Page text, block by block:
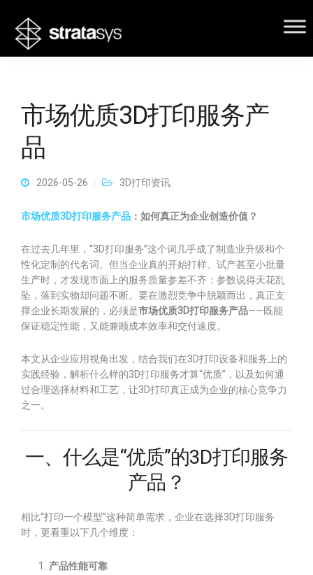
市场优质3D打印服务产
品
2026-05-26 3D打印资讯
市场优质3D打印服务产品 ：如何真正为企业创造价值？
在过去几年里，“3D打印服务”这个词几乎成了制造业升级和个
性化定制的代名词。但当企业真的开始打样、试产甚至小批量
生产时，才发现市面上的服务质量参差不齐：参数说得天花乱
坠，落到实物却问题不断。要在激烈竞争中脱颖而出，真正支
撑企业长期发展的，必须是市场优质3D打印服务产品——既能
保证稳定性能，又能兼顾成本效率和交付速度。
本文从企业应用视角出发，结合我们在3D打印设备和服务上的
实践经验，解析什么样的3D打印服务才算“优质”，以及如何通
过合理选择材料和工艺，让3D打印真正成为企业的核心竞争力
之一。
一、什么是“优质”的3D打印服务
产品？
相比“打印一个模型”这种简单需求，企业在选择3D打印服务
时，更看重以下几个维度：
产品性能可靠